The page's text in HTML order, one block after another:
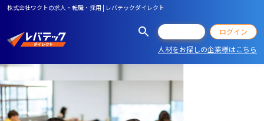
株式会社ワクトの求人・転職・採用 | レバテックダイレクト
ログイン
人材をお探しの企業様はこちら